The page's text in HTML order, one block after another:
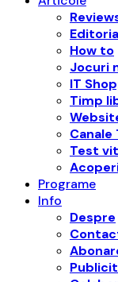
How to
Jocuri
IT
Timp
Canale
Test
Programe
Info
Despre